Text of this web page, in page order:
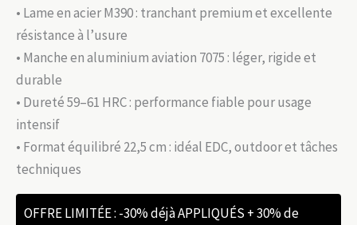
• Lame en acier M390 : tranchant premium et excellente
résistance à l’usure
• Manche en aluminium aviation 7075 : léger, rigide et
durable
• Dureté 59–61 HRC : performance fiable pour usage
intensif
• Format équilibré 22,5 cm : idéal EDC, outdoor et tâches
techniques
OFFRE LIMITÉE : -30% déjà APPLIQUÉS + 30% de